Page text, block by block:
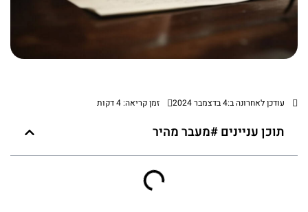
עודכן לאחרונה ב:4 בדצמבר 2024 זמן קריאה: 4 דקות
תוכן עניינים #מעבר מהיר